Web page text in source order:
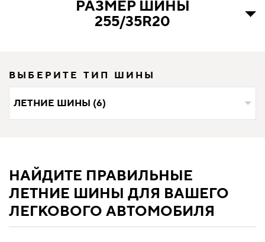
РАЗМЕР ШИНЫ
255/35R20
ВЫБЕРИТЕ ТИП ШИНЫ
ЛЕТНИЕ ШИНЫ (6)
НАЙДИТЕ ПРАВИЛЬНЫЕ
ЛЕТНИЕ ШИНЫ ДЛЯ ВАШЕГО
ЛЕГКОВОГО АВТОМОБИЛЯ